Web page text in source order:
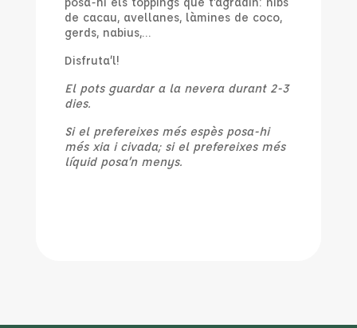
de cacau, avellanes, làmines de coco,
gerds, nabius,…
Disfruta’l!
El pots guardar a la nevera durant 2-3
dies.
Si el prefereixes més espès posa-hi
més xia i civada; si el prefereixes més
líquid posa’n menys.